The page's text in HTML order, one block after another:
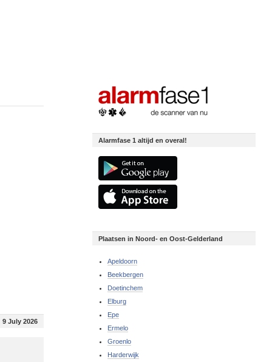
9 July 2026
Alarmfase 1 altijd en overal!
Plaatsen in Noord- en Oost-Gelderland
Apeldoorn
Beekbergen
Doetinchem
Elburg
Epe
Ermelo
Groenlo
Harderwijk